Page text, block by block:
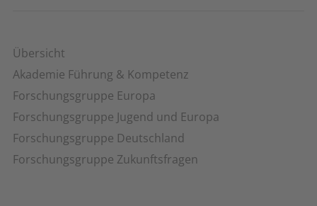
Übersicht
Akademie Führung & Kompetenz
Forschungsgruppe Europa
Forschungsgruppe Jugend und Europa
Forschungsgruppe Deutschland
Forschungsgruppe Zukunftsfragen